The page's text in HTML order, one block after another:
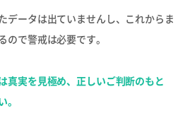
データは出ていませんし、これからま
ので警戒は必要です。
真実を見極め、正しいご判断のもと